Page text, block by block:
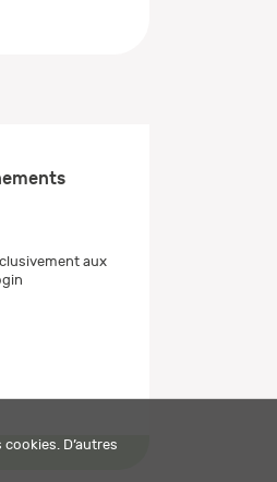
aux
D’autres